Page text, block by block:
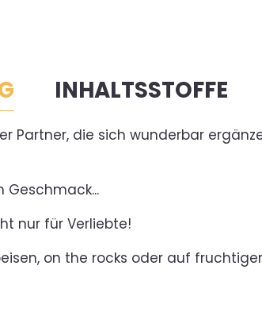
INHALTSSTOFFE
Partner, die sich wunderbar
nur für Verliebte!
on the rocks oder auf